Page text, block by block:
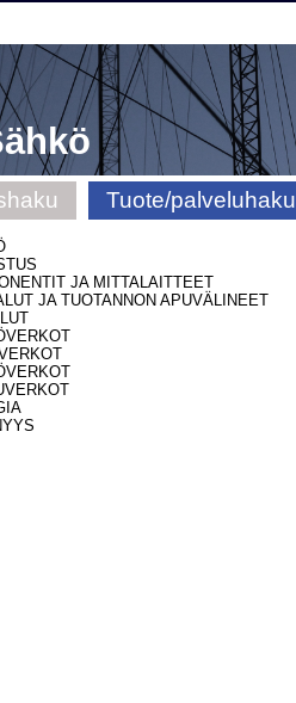
Tuote/palveluhaku
JA MITTALAITTEET
JA TUOTANNON APUVÄLINEET